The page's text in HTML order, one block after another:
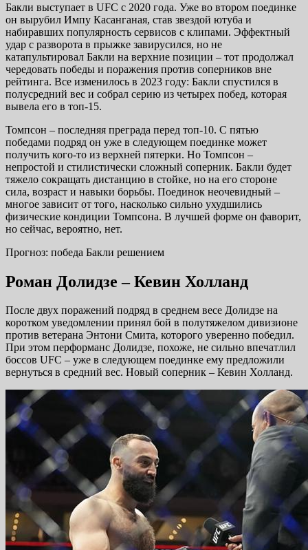
Бакли выступает в UFC с 2020 года. Уже во втором поединке
он вырубил Импу Касанганая, став звездой ютуба и
набиравших популярность сервисов с клипами. Эффектный
удар с разворота в прыжке завирусился, но не
катапультировал Бакли на верхние позиции – тот продолжал
чередовать победы и поражения против соперников вне
рейтинга. Все изменилось в 2023 году: Бакли спустился в
полусредний вес и собрал серию из четырех побед, которая
вывела его в топ-15.
Томпсон – последняя преграда перед топ-10. С пятью
победами подряд он уже в следующем поединке может
получить кого-то из верхней пятерки. Но Томпсон –
непростой и стилистически сложный соперник. Бакли будет
тяжело сокращать дистанцию в стойке, но на его стороне
сила, возраст и навыки борьбы. Поединок неочевидный –
многое зависит от того, насколько сильно ухудшились
физические кондиции Томпсона. В лучшей форме он фаворит,
но сейчас, вероятно, нет.
Прогноз: победа Бакли решением
Роман Долидзе – Кевин Холланд
После двух поражений подряд в среднем весе Долидзе на
коротком уведомлении принял бой в полутяжелом дивизионе
против ветерана Энтони Смита, которого уверенно победил.
При этом перформанс Долидзе, похоже, не сильно впечатлил
боссов UFC – уже в следующем поединке ему предложили
вернуться в средний вес. Новый соперник – Кевин Холланд.